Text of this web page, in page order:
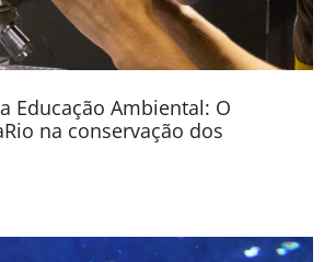
Educação Ambiental: O
na conservação dos